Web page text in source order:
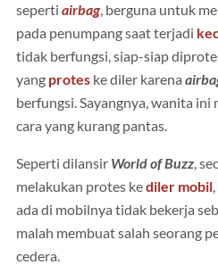
seperti airbag, berguna untuk
pada penumpang saat terjadi
tidak berfungsi, siap-siap
yang protes ke diler karena
berfungsi. Sayangnya, wanita ini
cara yang kurang pantas.
Seperti dilansir World of Buzz ,
melakukan protes kediler mobil
ada di mobilnya tidak bekerja
malah membuat salah seorang
cedera.